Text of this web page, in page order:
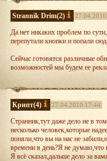
Strannik Drim(2)
Да нет никаких проблем по
перепутали кнопки и попали
Сейчас готовятся различные
возможностей мы будем ее
Поэтому сейчас нужно ждать.
Крипт(4) 27.04.2010 17:44
Странник,тут даже дело не в
несколько человек,которые
поняли,что вы на нас не
времени в день?Я не думаю,что
Я всё сказал,дальше дело за